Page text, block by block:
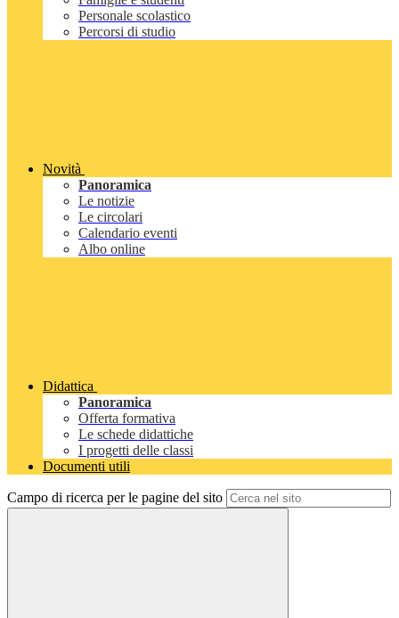
Personale scolastico
Percorsi di studio
Novità
Panoramica
Le notizie
Le circolari
Calendario eventi
Albo online
Didattica
Panoramica
Offerta formativa
Le schede didattiche
I progetti delle classi
Documenti utili
Campo di ricerca per le pagine del sito